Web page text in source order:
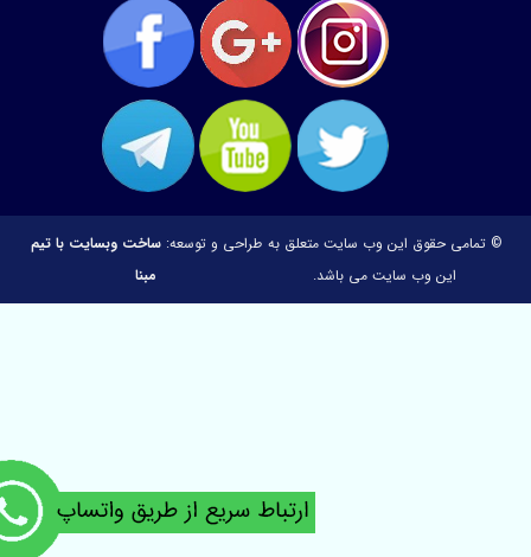
© تمامی حقوق این وب سایت متعلق به
این وب سایت می باشد.
طراحی و توسعه:ساخت وبسایت با تیم